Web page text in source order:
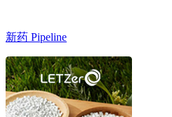
新药 Pipeline